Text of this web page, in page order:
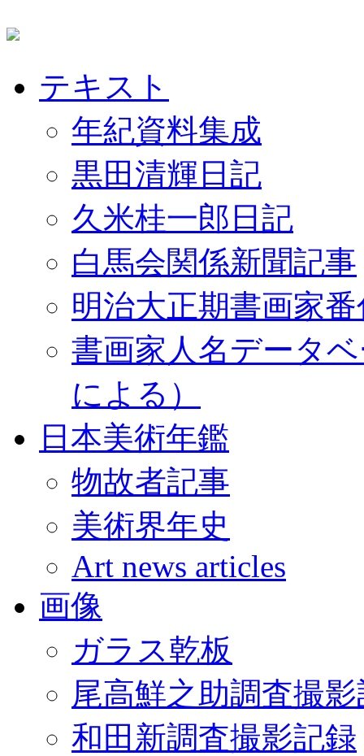
テキスト
年紀資料集成
黒田清輝日記
久米桂一郎日記
白馬会関係新聞記事
明治大正期書画家
書画家人名データ
による）
日本美術年鑑
物故者記事
美術界年史
Art news articles
画像
ガラス乾板
尾高鮮之助調査撮
和田新調査撮影記録